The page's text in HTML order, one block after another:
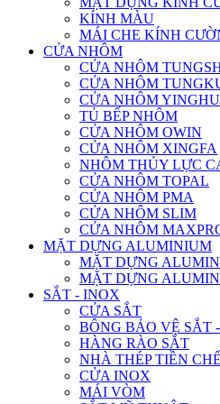
KÍNH MÀU
MÁI CHE KÍNH
CỬA NHÔM
CỬA NHÔM
CỬA NHÔM
CỬA NHÔM
TỦ BẾP NHÔM
CỬA NHÔM OWIN
CỬA NHÔM XINGFA
NHÔM THỦY LỰC
CỬA NHÔM TOPAL
CỬA NHÔM PMA
CỬA NHÔM SLIM
CỬA NHÔM
MẶT DỰNG ALUMINIUM
MẶT DỰNG
MẶT DỰNG
SẮT - INOX
CỬA SẮT
BÔNG BẢO VỆ SẮT
HÀNG RÀO SẮT
NHÀ THÉP TIỀN CHẾ
CỬA INOX
MÁI VÒM